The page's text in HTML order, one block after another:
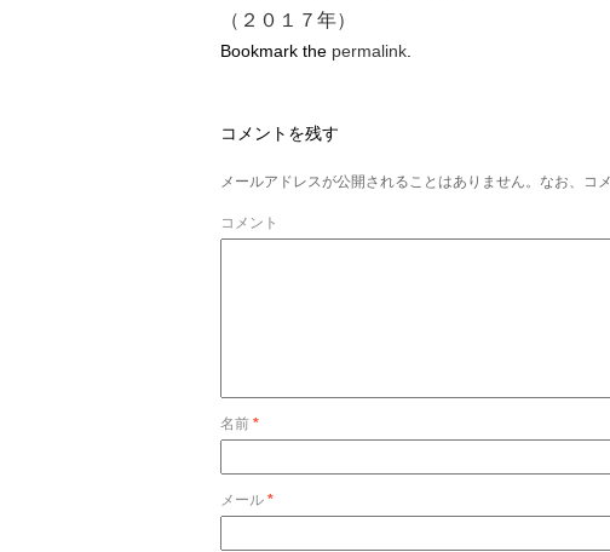
（２０１７年）
Bookmark the permalink
コメントを残す
メールアドレスが公開されることはありません。なお、コ
コメント
名前 *
メール *